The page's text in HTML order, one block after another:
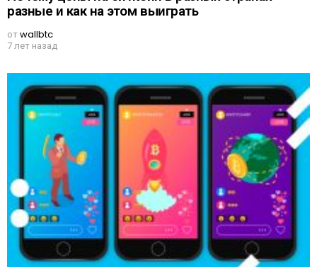
разные и как на этом выиграть
отwallbtc
7 лет назад